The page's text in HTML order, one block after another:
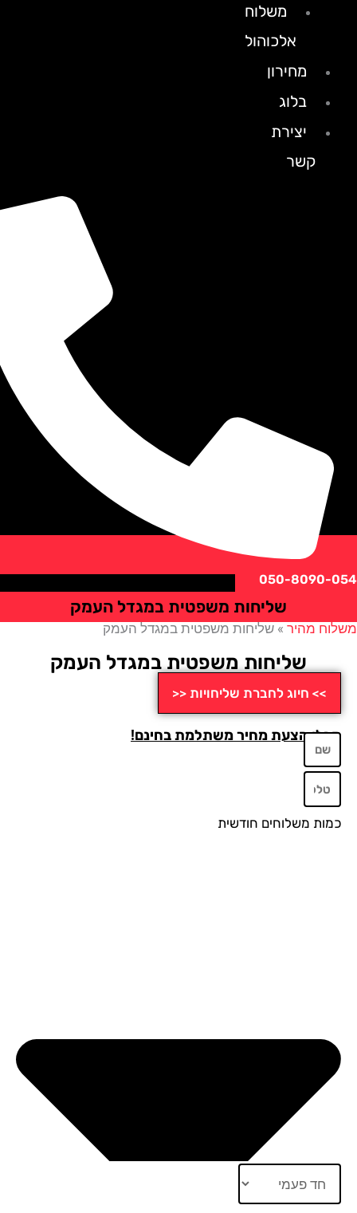
משלוח
אלכוהול
מחירון
בלוג
יצירת
קשר
050-
שליחות משפטית במגדל העמק
מהיר »שליחות משפטית במגדל העמק
שליחות משפטית במגדל העמק
>> חיוג לחברת שליחויות <<
הצעת מחיר משתלמת בחינם!
משלוחים חודשית